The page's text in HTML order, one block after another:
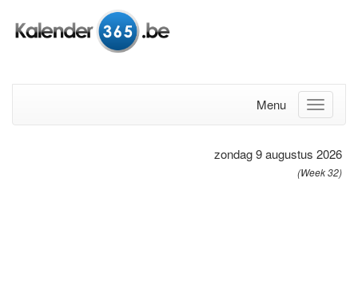
Menu
zondag 9 augustus 2026
(Week 32)